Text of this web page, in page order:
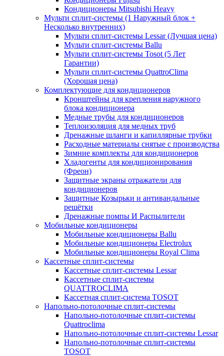
Кондиционеры Mitsubishi Heavy
Мульти сплит-системы (1 Наружный блок +
Несколько внутренних)
Мульти сплит-системы Lessar (Лучшая цена)
Мульти сплит-системы Ballu
Мульти сплит-системы Tosot (5 Лет
Гарантии)
Мульти сплит-системы QuattroClima
(Хорошая цена)
Комплектующие для кондиционеров
Кронштейны для крепления наружного
блока кондиционера
Медные трубы для кондиционеров
Теплоизоляция для медных труб
Дренажные шланги и капиллярные трубки
Расходные материалы снятые с производства
Зимние комплекты для кондиционеров
Хладогенты для кондиционирования
(Фреон)
Защитные экраны отражатели для
кондиционеров
Защитные Козырьки и антивандальные
решётки
Дренажные помпы И Распылители
Мобильные кондиционеры
Мобильные кондиционеры Ballu
Мобильные кондиционеры Electrolux
Мобильные кондиционеры Royal Clima
Кассетные сплит-системы
Кассетные сплит-системы Lessar
Кассетные сплит-системы
QUATTROCLIMA
Кассетная сплит-система TOSOT
Напольно-потолочные сплит-системы
Напольно-потолочные сплит-системы
Quattroclima
Напольно-потолочные сплит-системы Lessar
Напольно-потолочные сплит-системы
TOSOT